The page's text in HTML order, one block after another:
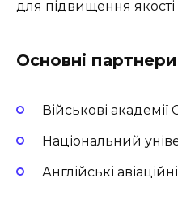
для підвищення якості
Основні партнери
Військові
Національний
Англійські